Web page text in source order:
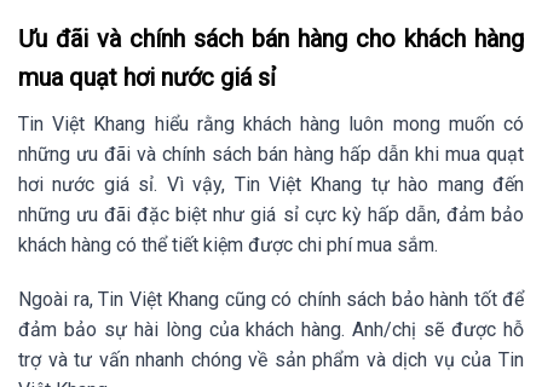
Ưu đãi và chính sách bán hàng cho khách hàng
mua quạt hơi nước giá sỉ
Tin Việt Khang hiểu rằng khách hàng luôn mong muốn có
những ưu đãi và chính sách bán hàng hấp dẫn khi mua quạt
hơi nước giá sỉ. Vì vậy, Tin Việt Khang tự hào mang đến
những ưu đãi đặc biệt như giá sỉ cực kỳ hấp dẫn, đảm bảo
khách hàng có thể tiết kiệm được chi phí mua sắm.
Ngoài ra, Tin Việt Khang cũng có chính sách bảo hành tốt để
đảm bảo sự hài lòng của khách hàng. Anh/chị sẽ được hỗ
trợ và tư vấn nhanh chóng về sản phẩm và dịch vụ của Tin